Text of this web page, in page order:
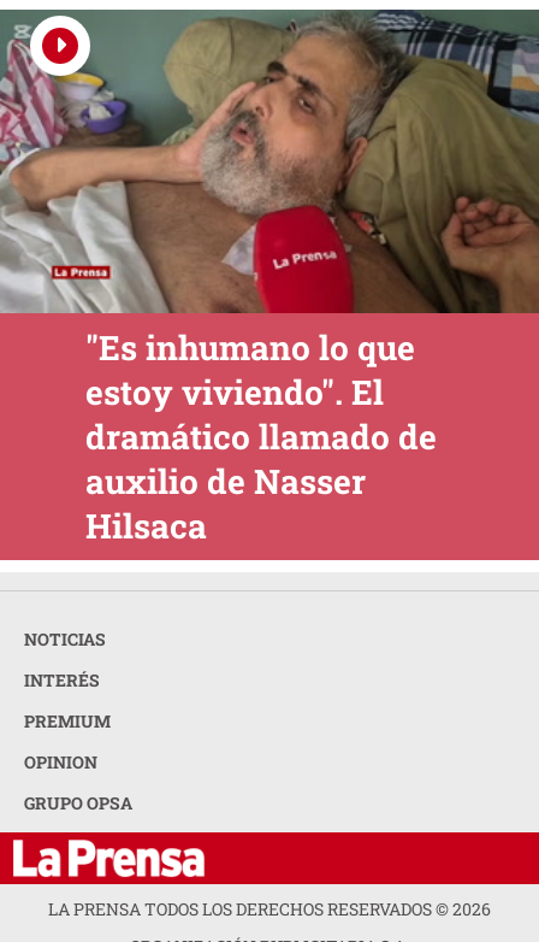
"Es inhumano lo que
estoy viviendo". El
dramático llamado de
auxilio de Nasser
Hilsaca
NOTICIAS
INTERÉS
PREMIUM
OPINION
GRUPO OPSA
LA PRENSA TODOS LOS DERECHOS RESERVADOS ©2026